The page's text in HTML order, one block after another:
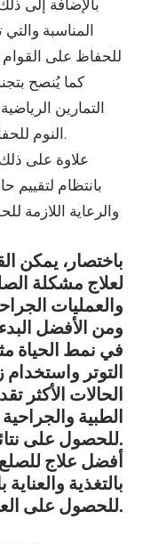
بالإضافة إلى
المناسبة
للحفاظ على
كما يُنصح
التمارين
النوم للحفاظ على صحة الشعر والحد من تساقطه.
علاوة على
بانتظام لتقييم
والرعاية اللازمة
باختصار، يمكن
لعلاج مشكلة
والعمليات
ومن الأفضل
في نمط الحياة
التوتر
الحالات الأكثر
الطبية
للحصول على نتائج فعالة.
أفضل علاج للصلع
بالتغذية
للحصول على العلاج المناسب.